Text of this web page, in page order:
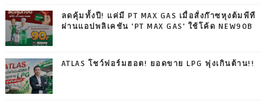
ลดคุ้มทั้งปี! แค่มี PT MAX GAS เมื่อสั่งก๊าซหุงต้มพีที
ผ่านแอปพลิเคชัน 'PT MAX GAS' ใช้โค้ด NEW90B
ATLAS โชว์ฟอร์มฮอต! ยอดขาย LPG พุ่งเกินต้าน!!